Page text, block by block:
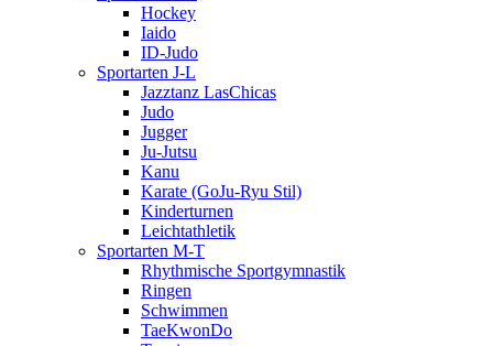
Hockey
Iaido
ID-Judo
Sportarten J-L
Jazztanz LasChicas
Judo
Jugger
Ju-Jutsu
Kanu
Karate (GoJu-Ryu Stil)
Kinderturnen
Leichtathletik
Sportarten M-T
Rhythmische Sportgymnastik
Ringen
Schwimmen
TaeKwonDo